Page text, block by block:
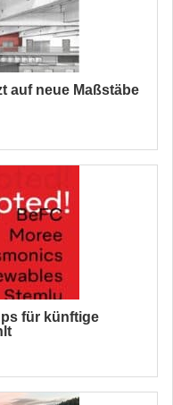
auf neue Maßstäbe
für künftige